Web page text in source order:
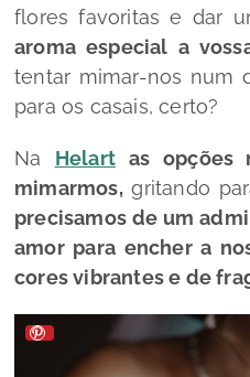
flores favoritas e dar
aroma especial a
tentar mimar-nos num
para os casais, certo?
Na Helart as opções
mimarmos,gritando
precisamos de um
amor para encher a
cores vibrantes e de